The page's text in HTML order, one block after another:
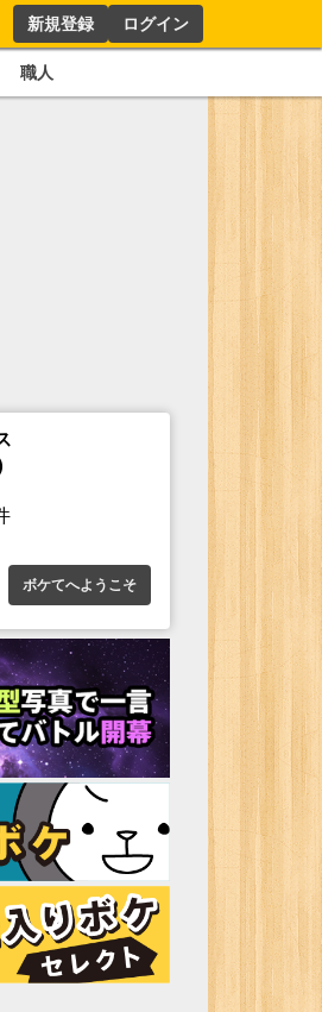
新規登録 ログイン
職人
ボケてへようこそ